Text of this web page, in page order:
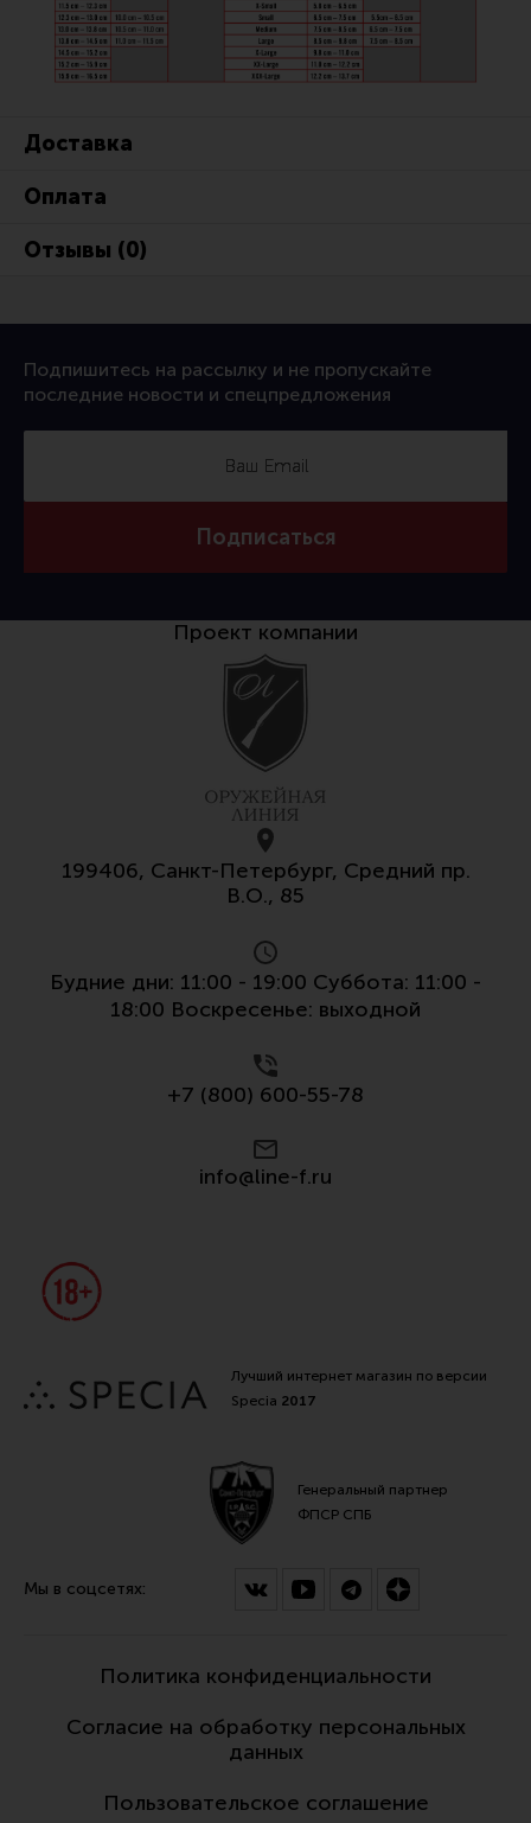
Доставка
Оплата
Отзывы (0)
Подпишитесь на рассылку и не пропускайте
последние новости и спецпредложения
Подписаться
Проект компании
199406, Санкт-Петербург, Средний пр.
В.О., 85
Будние дни: 11:00 - 19:00 Суббота: 11:00 -
18:00 Воскресенье: выходной
+7 (800) 600-55-78
info@line-f.ru
Лучший интернет магазин по версии
Specia 2017
Генеральный партнер
ФПСР СПБ
Мы в соцсетях:
Политика конфиденциальности
Согласие на обработку персональных
данных
Пользовательское соглашение